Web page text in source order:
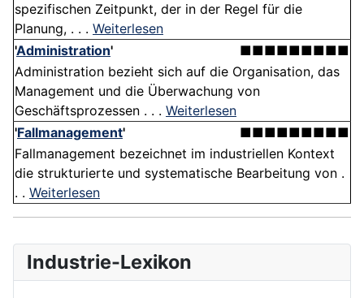
spezifischen Zeitpunkt, der in der Regel für die
Planung, . . . Weiterlesen
'Administration'
■■■■■■■■■
Administration bezieht sich auf die Organisation, das
Management und die Überwachung von
Geschäftsprozessen . . . Weiterlesen
'Fallmanagement'
■■■■■■■■■
Fallmanagement bezeichnet im industriellen Kontext
die strukturierte und systematische Bearbeitung von .
. . Weiterlesen
Industrie-Lexikon